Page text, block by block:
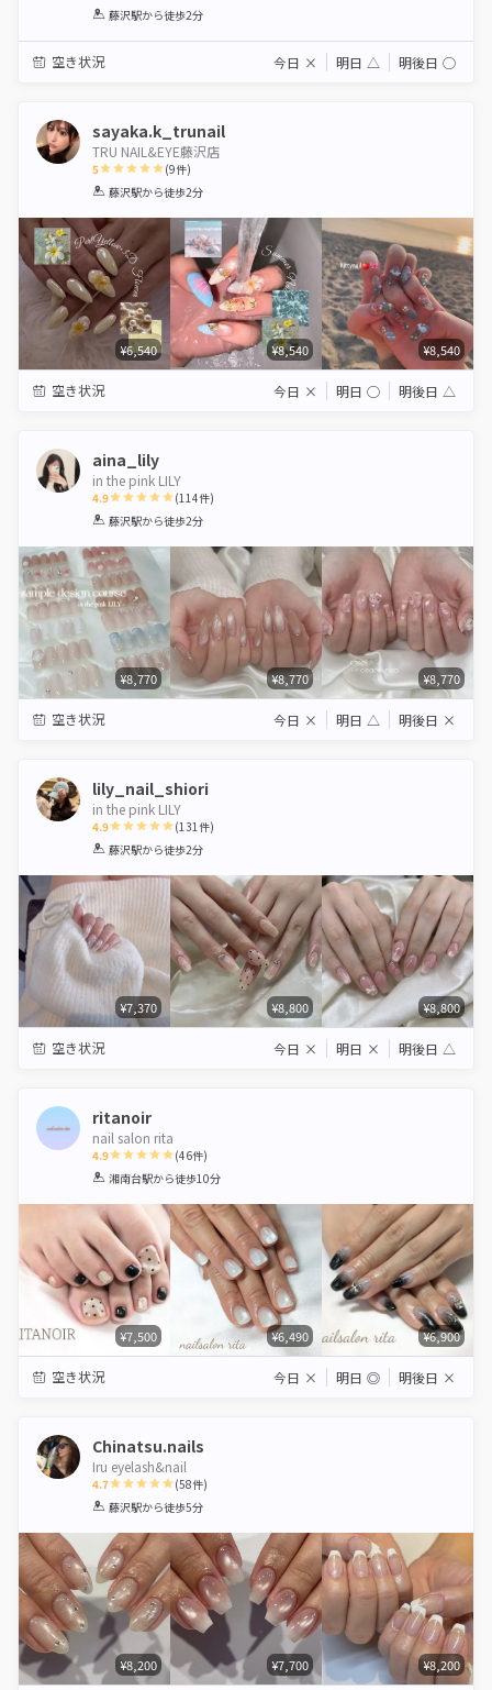
1 2 3 4 5
藤沢駅から徒歩2分
空き状況 今日 × 明日 △ 明後日 ◯
sayaka.k_trunail
TRU NAIL&EYE藤沢店
5
1 2 3 4 5
(9件)
藤沢駅から徒歩2分
¥6,540 ¥8,540 ¥8,540
空き状況 今日 × 明日 ◯ 明後日 △
aina_lily
in the pink LILY
4.9
1 2 3 4 5
(114件)
藤沢駅から徒歩2分
¥8,770 ¥8,770 ¥8,770
空き状況 今日 × 明日 △ 明後日 ×
lily_nail_shiori
in the pink LILY
4.9
1 2 3 4 5
(131件)
藤沢駅から徒歩2分
¥7,370 ¥8,800 ¥8,800
空き状況 今日 × 明日 × 明後日 △
ritanoir
nail salon rita
4.9
1 2 3 4 5
(46件)
湘南台駅から徒歩10分
¥7,500 ¥6,490 ¥6,900
空き状況 今日 × 明日 ◎ 明後日 ×
Chinatsu.nails
Iru eyelash&nail
4.7
1 2 3 4 5
(58件)
藤沢駅から徒歩5分
¥8,200 ¥7,700 ¥8,200